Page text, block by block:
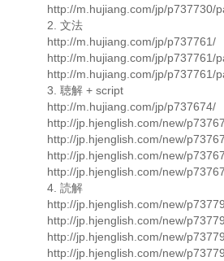
http://m.hujiang.com/jp/p737730/
2. 文法
http://m.hujiang.com/jp/p737761/
http://m.hujiang.com/jp/p737761/
http://m.hujiang.com/jp/p737761/
3. 聴解 + script
http://m.hujiang.com/jp/p737674/
http://jp.hjenglish.com/new/
http://jp.hjenglish.com/new/
http://jp.hjenglish.com/new/
http://jp.hjenglish.com/new/
4. 読解
http://jp.hjenglish.com/new/
http://jp.hjenglish.com/new/
http://jp.hjenglish.com/new/
http://jp.hjenglish.com/new/